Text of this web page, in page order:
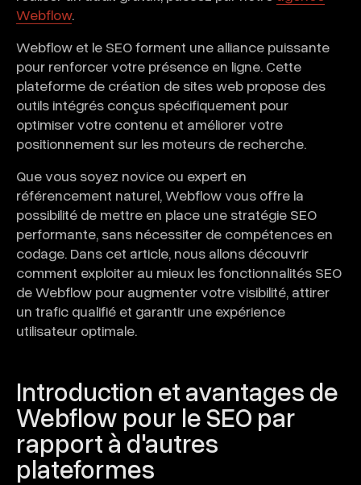
Webflow.
Webflow et le SEO forment une alliance puissante
pour renforcer votre présence en ligne. Cette
plateforme de création de sites web propose des
outils intégrés conçus spécifiquement pour
optimiser votre contenu et améliorer votre
positionnement sur les moteurs de recherche.
Que vous soyez novice ou expert en
référencement naturel, Webflow vous offre la
possibilité de mettre en place une stratégie SEO
performante, sans nécessiter de compétences en
codage. Dans cet article, nous allons découvrir
comment exploiter au mieux les fonctionnalités SEO
de Webflow pour augmenter votre visibilité, attirer
un trafic qualifié et garantir une expérience
utilisateur optimale.
Introduction et avantages de
Webflow pour le SEO par
rapport à d'autres
plateformes